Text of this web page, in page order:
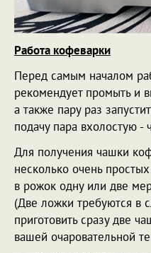
Работа кофеварки
Перед самым началом
рекомендует промыть и
а также пару раз
подачу пара вхолостую -
Для получения чашки
несколько очень
в рожок одну или две
(Две ложки требуются в
приготовить сразу две
вашей очаровательной